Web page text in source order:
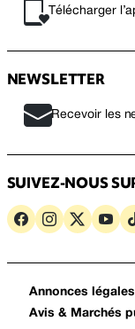
Télécharger
NEWSLETTER
Recevoir les
SUIVEZ-NOUS
Annonces légales
Avis & Marchés